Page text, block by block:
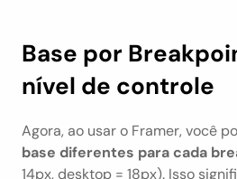
Base por
nível de controle
Agora, ao usar o Framer, você
base diferentes para cada